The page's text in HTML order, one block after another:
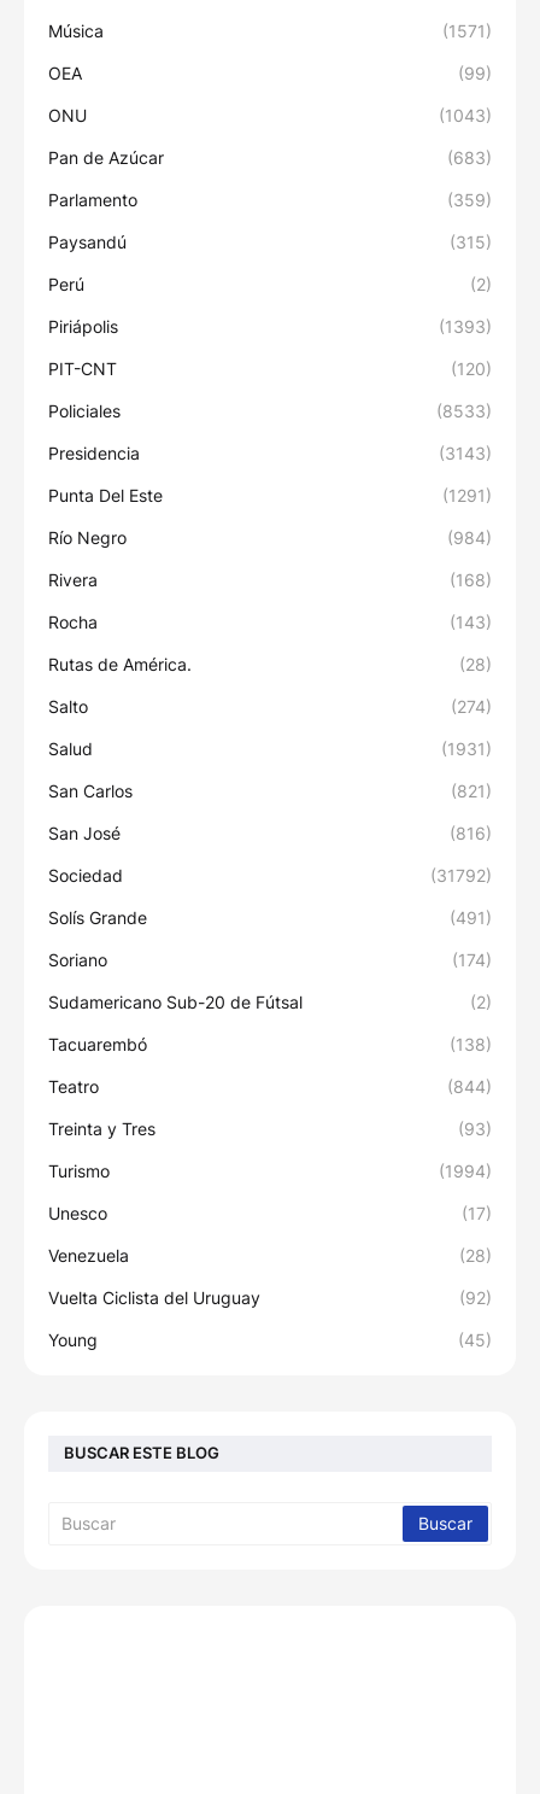
Música (1571)
OEA (99)
ONU (1043)
Pan de Azúcar (683)
Parlamento (359)
Paysandú (315)
Perú (2)
Piriápolis (1393)
PIT-CNT (120)
Policiales (8533)
Presidencia (3143)
Punta Del Este (1291)
Río Negro (984)
Rivera (168)
Rocha (143)
Rutas de América. (28)
Salto (274)
Salud (1931)
San Carlos (821)
San José (816)
Sociedad (31792)
Solís Grande (491)
Soriano (174)
Sudamericano Sub-20 de Fútsal (2)
Tacuarembó (138)
Teatro (844)
Treinta y Tres (93)
Turismo (1994)
Unesco (17)
Venezuela (28)
Vuelta Ciclista del Uruguay (92)
Young (45)
BUSCAR ESTE BLOG